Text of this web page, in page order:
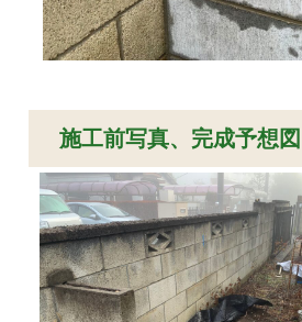
施工前写真、完成予想